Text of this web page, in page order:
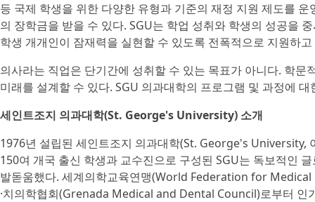
등 국제 학생을 위한 다양한 유형과 기준의 재정 지원 제도를
의 장학금을 받을 수 있다. SGU는 학업 성취와 학생의 성공을
학생 개개인이 잠재력을 실현할 수 있도록 전폭적으로 지원하고
의사라는 직업은 단기간에 성취할 수 있는 목표가 아니다. 학
미래를 설계할 수 있다. SGU 의과대학의 프로그램 및 과정에
세인트조지 의과대학(St. George's University) 소개
1976년 설립된 세인트조지 의과대학(St. George's University,
150여 개국 출신 학생과 교수진으로 구성된 SGU는 독보적인
발돋움했다. 세계의학교육연맹(World Federation for
·치의학협회(Grenada Medical and Dental Council)로부터 인